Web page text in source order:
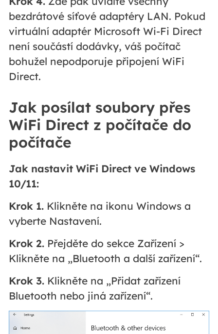
bezdrátové síťové adaptéry LAN. Pokud
virtuální adaptér Microsoft Wi-Fi Direct
není součástí dodávky, váš počítač
bohužel nepodporuje připojení WiFi
Direct.
Jak posílat soubory přes
WiFi Direct z počítače do
počítače
Jak nastavit WiFi Direct ve Windows
10/11:
Krok 1.Klikněte na ikonu Windows a
vyberte Nastavení.
Krok 2.Přejděte do sekce Zařízení >
Klikněte na „Bluetooth a další zařízení“.
Krok 3.Klikněte na „Přidat zařízení
Bluetooth nebo jiná zařízení“.